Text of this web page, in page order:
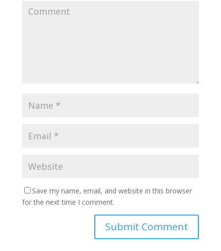
Save my name, email, and website in this browser
for the next time I comment.